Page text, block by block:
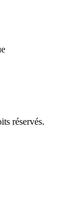
réservés.